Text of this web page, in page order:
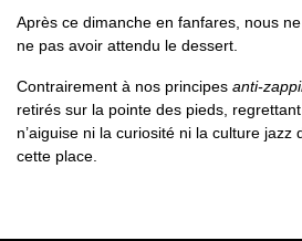
Après ce dimanche en fanfares, nous
ne pas avoir attendu le dessert.
Contrairement à nos principes anti-
retirés sur la pointe des pieds,
n’aiguise ni la curiosité ni la culture jazz
cette place.